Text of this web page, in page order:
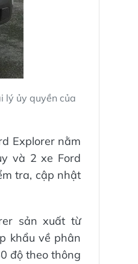
lý ủy quyền của
Explorer nằm
và 2 xe Ford
tra, cập nhật
sản xuất từ
khẩu về phân
độ theo thông